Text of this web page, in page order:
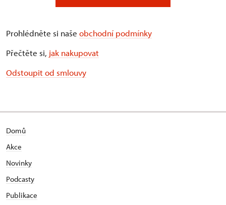
Prohlédněte si naše obchodní podmínky
Přečtěte si, jak nakupovat
Odstoupit od smlouvy
Domů
Akce
Novinky
Podcasty
Publikace